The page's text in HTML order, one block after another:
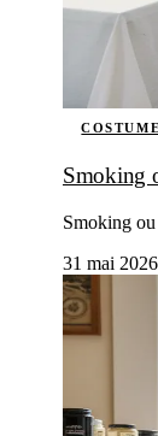
Smoking
Smoking ou
31 mai 2026